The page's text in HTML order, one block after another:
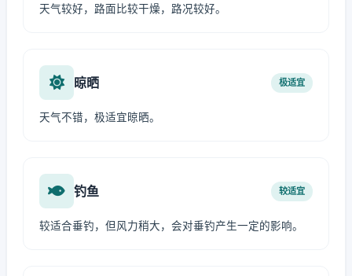
天气较好，路面比较干燥，路况较好。
晾晒 极适宜
天气不错，极适宜晾晒。
钓鱼 较适宜
较适合垂钓，但风力稍大，会对垂钓产生一定的影响。